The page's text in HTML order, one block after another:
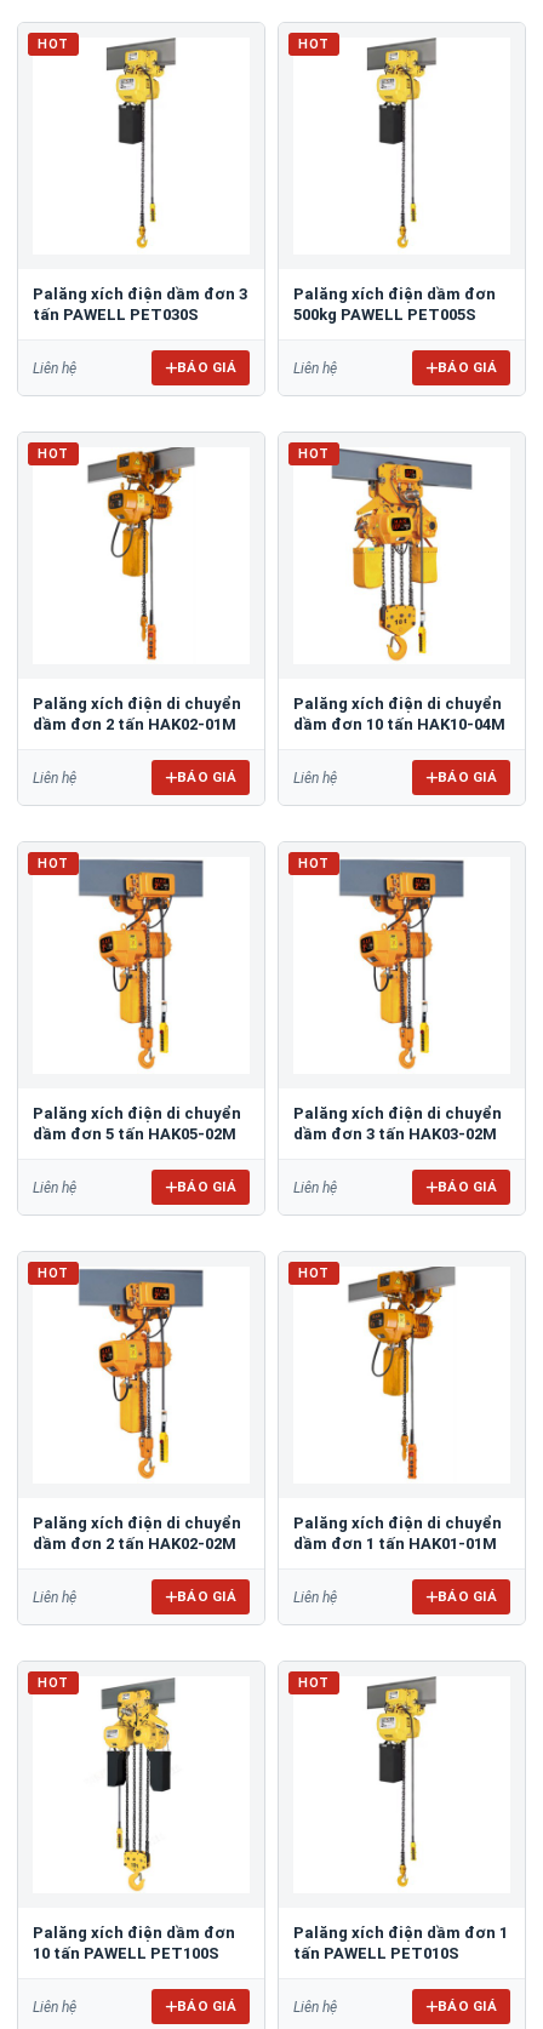
HOT
Palăng xích điện dầm đơn 3
tấn PAWELL PET030S
Liên hệ BÁO GIÁ
HOT
Palăng xích điện dầm đơn
500kg PAWELL PET005S
Liên hệ BÁO GIÁ
HOT
Palăng xích điện di chuyển
dầm đơn 2 tấn HAK02-01M
Liên hệ BÁO GIÁ
HOT
Palăng xích điện di chuyển
dầm đơn 10 tấn HAK10-04M
Liên hệ BÁO GIÁ
HOT
Palăng xích điện di chuyển
dầm đơn 5 tấn HAK05-02M
Liên hệ BÁO GIÁ
HOT
Palăng xích điện di chuyển
dầm đơn 3 tấn HAK03-02M
Liên hệ BÁO GIÁ
HOT
Palăng xích điện di chuyển
dầm đơn 2 tấn HAK02-02M
Liên hệ BÁO GIÁ
HOT
Palăng xích điện di chuyển
dầm đơn 1 tấn HAK01-01M
Liên hệ BÁO GIÁ
HOT
Palăng xích điện dầm đơn
10 tấn PAWELL PET100S
Liên hệ BÁO GIÁ
HOT
Palăng xích điện dầm đơn 1
tấn PAWELL PET010S
Liên hệ BÁO GIÁ